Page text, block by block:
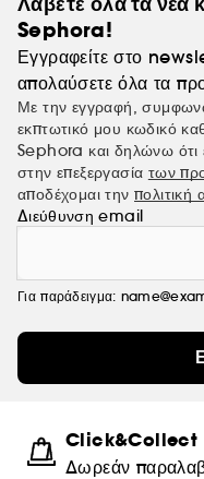
Sephora!
Εγγραφείτε στο
απολαύσετε όλα τα
Με την εγγραφή,
εκπτωτικό μου κωδικό
Sephora και δηλώνω ότι
στην επεξεργασία των
αποδέχομαι την πολιτική
Διεύθυνση email
Για παράδειγμα:
Click&Collect
Δωρεάν